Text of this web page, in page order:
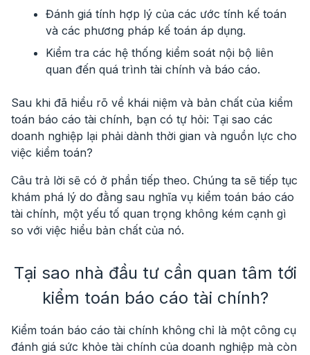
Đánh giá tính hợp lý của các ước tính kế toán
và các phương pháp kế toán áp dụng.
Kiểm tra các hệ thống kiểm soát nội bộ liên
quan đến quá trình tài chính và báo cáo.
Sau khi đã hiểu rõ về khái niệm và bản chất của kiểm
toán báo cáo tài chính, bạn có tự hỏi: Tại sao các
doanh nghiệp lại phải dành thời gian và nguồn lực cho
việc kiểm toán?
Câu trả lời sẽ có ở phần tiếp theo. Chúng ta sẽ tiếp tục
khám phá lý do đằng sau nghĩa vụ kiểm toán báo cáo
tài chính, một yếu tố quan trọng không kém cạnh gì
so với việc hiểu bản chất của nó.
Tại sao nhà đầu tư cần quan tâm tới
kiểm toán báo cáo tài chính?
Kiểm toán báo cáo tài chính không chỉ là một công cụ
đánh giá sức khỏe tài chính của doanh nghiệp mà còn